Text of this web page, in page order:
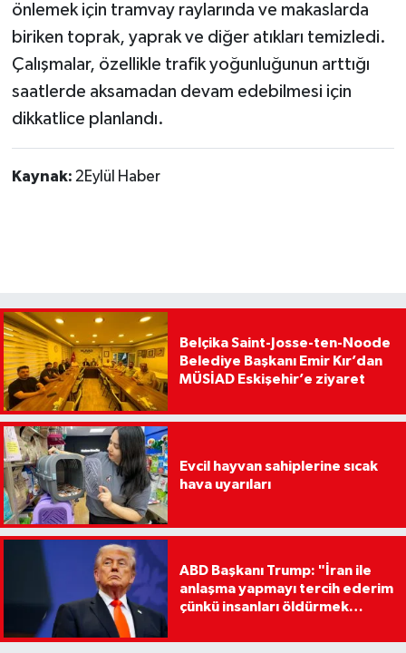
önlemek için tramvay raylarında ve makaslarda
biriken toprak, yaprak ve diğer atıkları temizledi.
Çalışmalar, özellikle trafik yoğunluğunun arttığı
saatlerde aksamadan devam edebilmesi için
dikkatlice planlandı.
Kaynak: 2Eylül Haber
Belçika Saint-Josse-ten-Noode
Belediye Başkanı Emir Kır’dan
MÜSİAD Eskişehir’e ziyaret
Evcil hayvan sahiplerine sıcak
hava uyarıları
ABD Başkanı Trump: "İran ile
anlaşma yapmayı tercih ederim
çünkü insanları öldürmek